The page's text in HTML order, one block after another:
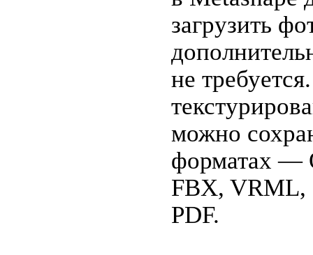
загрузить
не
можно
форматах —
FBX,
PDF.